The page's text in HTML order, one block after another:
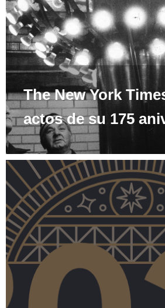
The New York
actos de su 175